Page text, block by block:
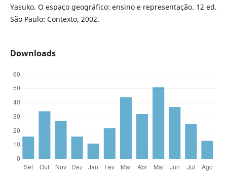
Yasuko. O espaço geográfico: ensino e representação. 12 ed.
São Paulo: Contexto, 2002.
Downloads